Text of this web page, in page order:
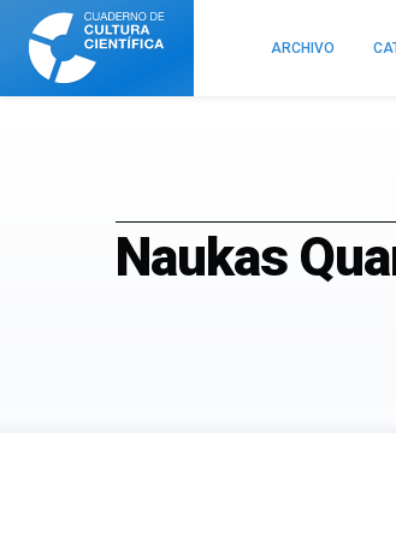
Cuaderno
Cultura
Científica
ARCHIVO
Naukas